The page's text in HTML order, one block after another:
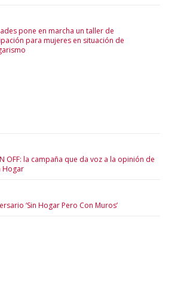
pone en marcha un taller de
para mujeres en situación de
OFF: la campaña que da voz a la opinión de
Hogar
‘Sin Hogar Pero Con Muros’